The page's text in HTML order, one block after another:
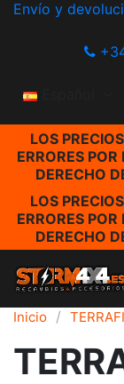
Envío y
Español
LOS
ERRORES
DERECHO
LOS
ERRORES
DERECHO
Inicio